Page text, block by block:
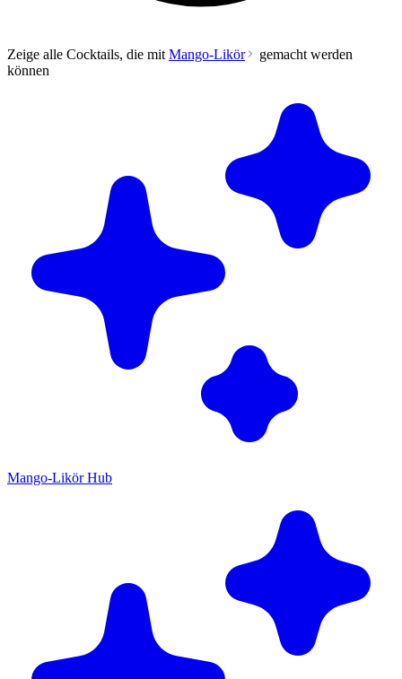
Zeige alle Cocktails, die mit Mango-Likör
gemacht werden
können
Mango-Likör Hub